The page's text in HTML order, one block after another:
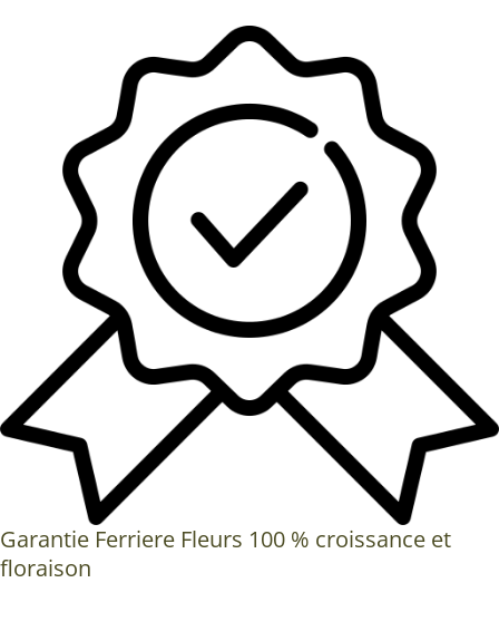
Garantie Ferriere Fleurs 100 % croissance et
floraison